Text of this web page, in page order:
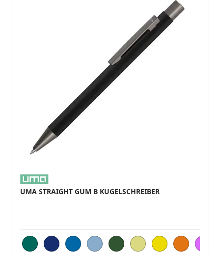
UMA STRAIGHT GUM B KUGELSCHREIBER